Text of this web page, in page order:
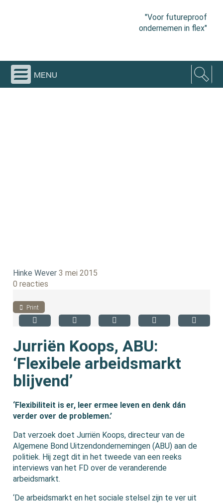
"Voor futureproof
ondernemen in flex"
menu
Hinke Wever 3 mei 2015
0 reacties
Print
Jurriën Koops, ABU:
‘Flexibele arbeidsmarkt
blijvend’
‘Flexibiliteit is er, leer ermee leven en denk dán
verder over de problemen.’
Dat verzoek doet Jurriën Koops, directeur van de
Algemene Bond Uitzendondernemingen (ABU) aan de
politiek. Hij zegt dit in het tweede van een reeks
interviews van het FD over de veranderende
arbeidsmarkt.
‘De arbeidsmarkt en het sociale stelsel zijn te ver uit